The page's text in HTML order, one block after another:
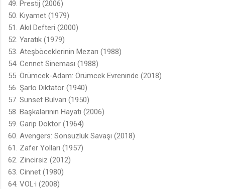
49. Prestij (2006)
50. Kıyamet (1979)
51. Akıl Defteri (2000)
52. Yaratık (1979)
53. Ateşböceklerinin Mezarı (1988)
54. Cennet Sineması (1988)
55. Örümcek-Adam: Örümcek Evreninde (2018)
56. Şarlo Diktatör (1940)
57. Sunset Bulvarı (1950)
58. Başkalarının Hayatı (2006)
59. Garip Doktor (1964)
60. Avengers: Sonsuzluk Savaşı (2018)
61. Zafer Yolları (1957)
62. Zincirsiz (2012)
63. Cinnet (1980)
64. VOL·i (2008)